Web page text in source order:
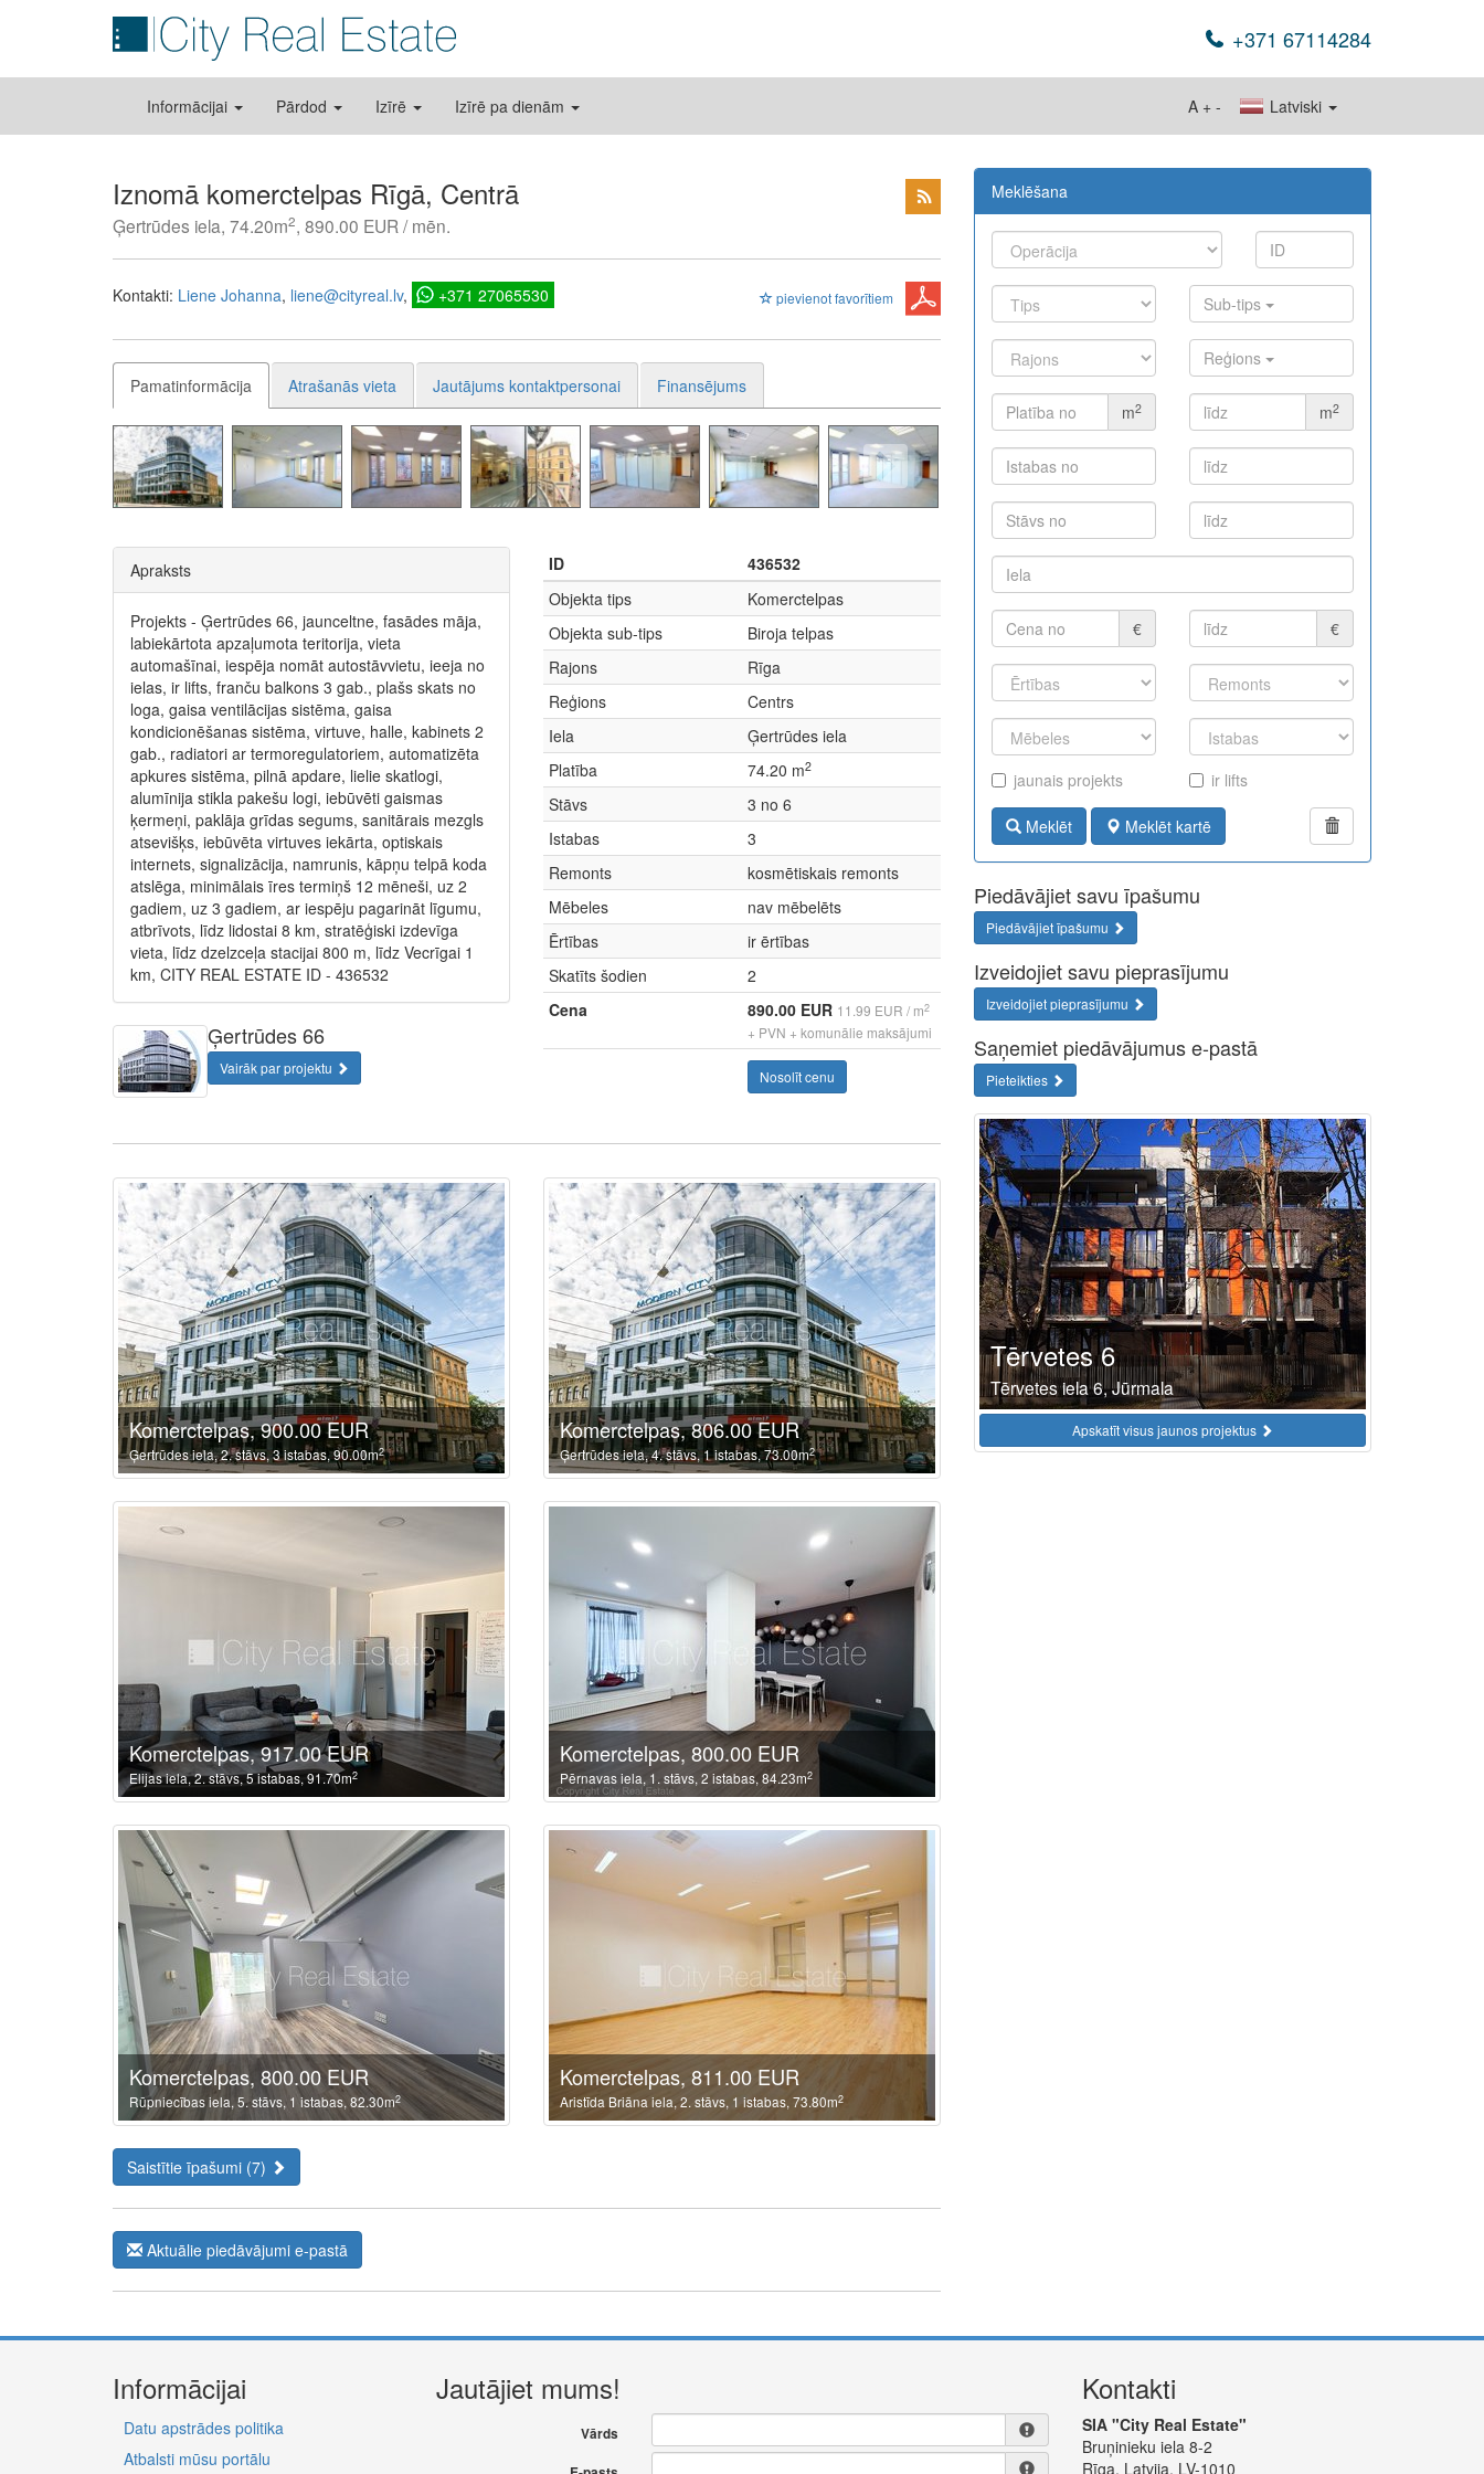
+371 67114284
Informācijai Pārdod Izīrē Izīrē pa dienām Latviski
A + -
Iznomā komerctelpas Rīgā, Centrā
Ģertrūdes iela, 74.20m2, 890.00 EUR / mēn.
pievienot favorītiem
Kontakti: Liene Johanna liene@cityreal.lv +371 27065530
Pamatinformācija Atrašanās vieta Jautājums kontaktpersonai Finansējums
Apraksts
Projekts - Ģertrūdes 66, jaunceltne, fasādes māja,
labiekārtota apzaļumota teritorija, vieta
automašīnai, iespēja nomāt autostāvvietu, ieeja no
ielas, ir lifts, franču balkons 3 gab., plašs skats no
loga, gaisa ventilācijas sistēma, gaisa
kondicionēšanas sistēma, virtuve, halle, kabinets 2
gab., radiatori ar termoregulatoriem, automatizēta
apkures sistēma, pilnā apdare, lielie skatlogi,
alumīnija stikla pakešu logi, iebūvēti gaismas
ķermeņi, paklāja grīdas segums, sanitārais mezgls
atsevišķs, iebūvēta virtuves iekārta, optiskais
internets, signalizācija, namrunis, kāpņu telpā koda
atslēga, minimālais īres termiņš 12 mēneši, uz 2
gadiem, uz 3 gadiem, ar iespēju pagarināt līgumu,
atbrīvots, līdz lidostai 8 km, stratēģiski izdevīga
vieta, līdz dzelzceļa stacijai 800 m, līdz Vecrīgai 1
km, CITY REAL ESTATE ID - 436532
Ģertrūdes 66
Vairāk par projektu
ID
436532
Objekta tips
Komerctelpas
Objekta sub-tips
Biroja telpas
Rajons
Rīga
Reģions
Centrs
Iela
Ģertrūdes iela
Platība
74.20 m2
Stāvs
3 no 6
Istabas
3
Remonts
kosmētiskais remonts
Mēbeles
nav mēbelēts
Ērtības
ir ērtības
Skatīts šodien
2
Cena
890.00 EUR 11.99 EUR / m2
+ PVN + komunālie maksājumi
Nosolīt cenu
Komerctelpas, 900.00 EUR
Ģertrūdes iela, 2. stāvs, 3 istabas, 90.00m2
Komerctelpas, 806.00 EUR
Ģertrūdes iela, 4. stāvs, 1 istabas, 73.00m2
Komerctelpas, 917.00 EUR
Elijas iela, 2. stāvs, 5 istabas, 91.70m2
Komerctelpas, 800.00 EUR
Pērnavas iela, 1. stāvs, 2 istabas, 84.23m2
Komerctelpas, 800.00 EUR
Rūpniecības iela, 5. stāvs, 1 istabas, 82.30m2
Komerctelpas, 811.00 EUR
Aristīda Briāna iela, 2. stāvs, 1 istabas, 73.80m2
Saistītie īpašumi (7)
Aktuālie piedāvājumi e-pastā
Meklēšana
Sub-tips
Reģions
m2 m2
€ €
jaunais projekts ir lifts
Meklēt Meklēt kartē
Piedāvājiet savu īpašumu
Piedāvājiet īpašumu
Izveidojiet savu pieprasījumu
Izveidojiet pieprasījumu
Saņemiet piedāvājumus e-pastā
Pieteikties
Tērvetes 6
Tērvetes iela 6, Jūrmala
Apskatīt visus jaunos projektus
Informācijai
Datu apstrādes politika
Atbalsti mūsu portālu
Jautājiet mums!
Vārds
Kontakti
SIA "City Real Estate"
Bruņinieku iela 8-2
Rīga, Latvija, LV-1010